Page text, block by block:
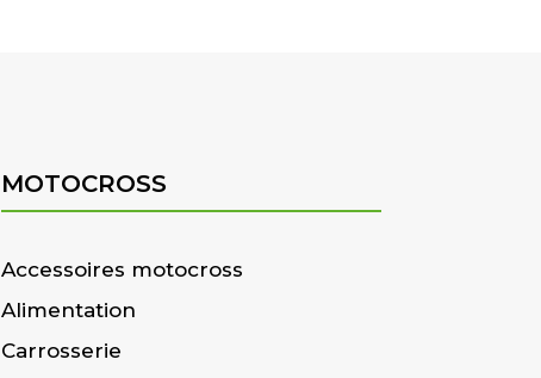
MOTOCROSS
Accessoires motocross
Alimentation
Carrosserie